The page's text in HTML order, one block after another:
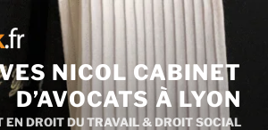
NICOL CABINET
D’AVOCATS À LYON
EN DROIT DU TRAVAIL & DROIT SOCIAL